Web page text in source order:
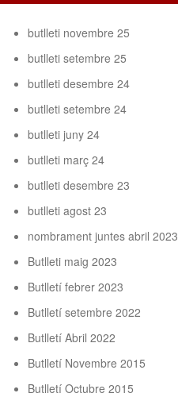
butlleti novembre 25
butlleti setembre 25
butlleti desembre 24
butlleti setembre 24
butlleti juny 24
butlleti març 24
butlleti desembre 23
butlleti agost 23
nombrament juntes abril 2023
Butlleti maig 2023
Butlletí febrer 2023
Butlletí setembre 2022
Butlletí Abril 2022
Butlletí Novembre 2015
Butlletí Octubre 2015